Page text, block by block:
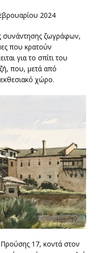
2024
συνάντησης ζωγράφων,
που κρατούν
για το σπίτι του
που, μετά από
χώρο.
17, κοντά στον